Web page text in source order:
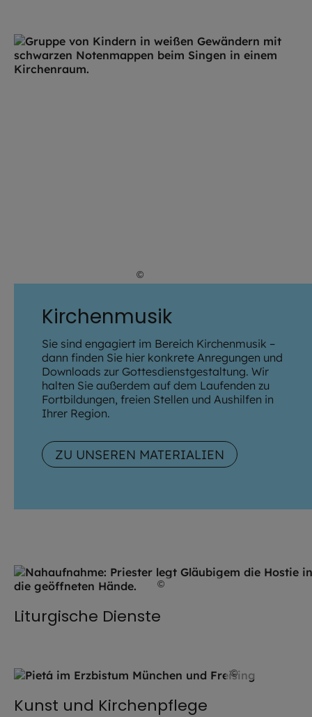
©
Kirchenmusik
Sie sind engagiert im Bereich Kirchenmusik –
dann finden Sie hier konkrete Anregungen und
Downloads zur Gottesdienstgestaltung. Wir
halten Sie außerdem auf dem Laufenden zu
Fortbildungen, freien Stellen und Aushilfen in
Ihrer Region.
ZU UNSEREN MATERIALIEN
©
Liturgische Dienste
© Thomas
Kunst und Kirchenpflege